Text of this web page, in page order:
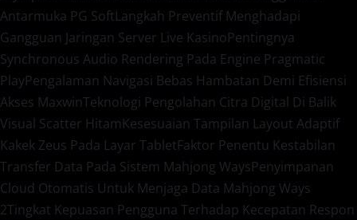
Antarmuka PG SoftLangkah Preventif Menghadapi
Gangguan Jaringan Server Live KasinoPentingnya
Synchronous Audio Rendering Pada Engine Pragmatic
PlayPengalaman Navigasi Bebas Hambatan Demi Efisiensi
Akses MaxwinTeknologi Pengolahan Citra Digital Di Balik
Visual Scatter HitamKesesuaian Tampilan Layout Adaptif
Kakek Zeus Pada Layar TabletFaktor Penentu Kestabilan
Transfer Data Pada Sistem Mahjong WaysPenyimpanan
Cloud Otomatis Untuk Menjaga Data Mahjong Ways
2Tingkat Kepuasan Pengguna Terhadap Kecepatan Respon